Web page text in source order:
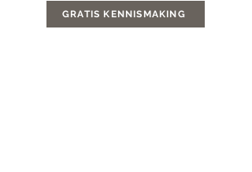
GRATIS KENNISMAKING